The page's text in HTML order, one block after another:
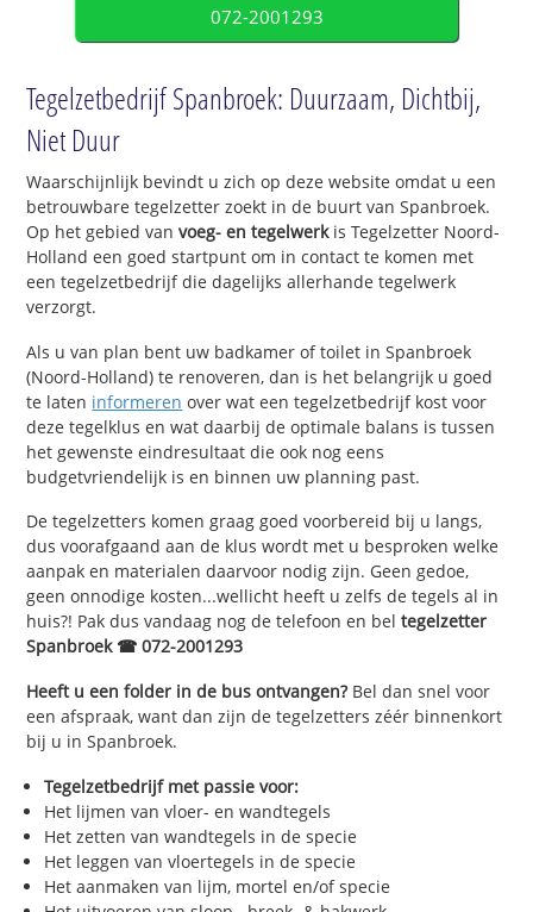
072-2001293
Tegelzetbedrijf Spanbroek: Duurzaam, Dichtbij,
Niet Duur
Waarschijnlijk bevindt u zich op deze website omdat u een
betrouwbare tegelzetter zoekt in de buurt van Spanbroek.
Op het gebied van voeg- en tegelwerkis Tegelzetter Noord-
Holland een goed startpunt om in contact te komen met
een tegelzetbedrijf die dagelijks allerhande tegelwerk
verzorgt.
Als u van plan bent uw badkamer of toilet in Spanbroek
(Noord-Holland) te renoveren, dan is het belangrijk u goed
te laten informeren over wat een tegelzetbedrijf kost voor
deze tegelklus en wat daarbij de optimale balans is tussen
het gewenste eindresultaat die ook nog eens
budgetvriendelijk is en binnen uw planning past.
De tegelzetters komen graag goed voorbereid bij u langs,
dus voorafgaand aan de klus wordt met u besproken welke
aanpak en materialen daarvoor nodig zijn. Geen gedoe,
geen onnodige kosten...wellicht heeft u zelfs de tegels al in
huis?! Pak dus vandaag nog de telefoon en beltegelzetter
Spanbroek ☎ 072-2001293
Heeft u een folder in de bus ontvangen?Bel dan snel voor
een afspraak, want dan zijn de tegelzetters zéér binnenkort
bij u in Spanbroek.
Tegelzetbedrijf met passie voor:
Het lijmen van vloer- en wandtegels
Het zetten van wandtegels in de specie
Het leggen van vloertegels in de specie
Het aanmaken van lijm, mortel en/of specie